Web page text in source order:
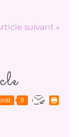
suivant »
0